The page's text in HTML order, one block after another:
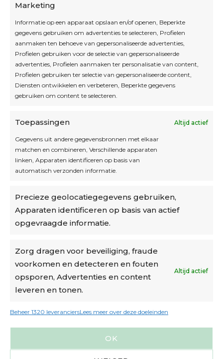
Marketing
Informatie op een apparaat opslaan en/of openen, Beperkte
gegevens gebruiken om advertenties te selecteren, Profielen
aanmaken ten behoeve van gepersonaliseerde advertenties,
Profielen gebruiken voor de selectie van gepersonaliseerde
advertenties, Profielen aanmaken ter personalisatie van content,
Profielen gebruiken ter selectie van gepersonaliseerde content,
Diensten ontwikkelen en verbeteren, Beperkte gegevens
gebruiken om content te selecteren.
Toepassingen Altijd actief
Gegevens uit andere gegevensbronnen met elkaar
matchen en combineren, Verschillende apparaten
linken, Apparaten identificeren op basis van
automatisch verzonden informatie.
Precieze geolocatiegegevens gebruiken,
Apparaten identificeren op basis van actief
opgevraagde informatie.
Zorg dragen voor beveiliging, fraude
voorkomen en detecteren en fouten
opsporen, Advertenties en content
leveren en tonen.
Altijd actief
Beheer 1320 leveranciersLees meer over deze doeleinden
OK
Blijf op de hoogte
Interesse in leuke kadotips of toffe acties?
Laat dan hier je mailadres achter.
Algemene voorwaarden
Cookiebeleid
Accountinstellingen
Verzending
€6,50-€7,50 via Bpost